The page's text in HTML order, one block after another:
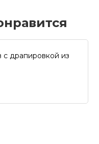
с драпировкой из